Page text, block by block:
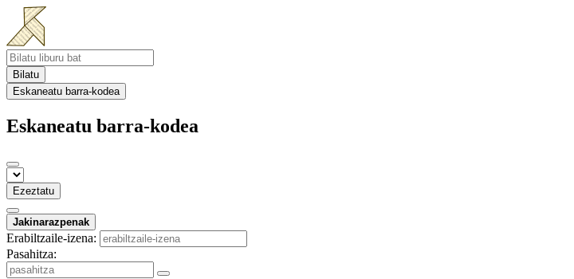
Bilatu
Eskaneatu barra-kodea
Eskaneatu barra-kodea
Ezeztatu
Jakinarazpenak
Erabiltzaile-izena:
Pasahitza: